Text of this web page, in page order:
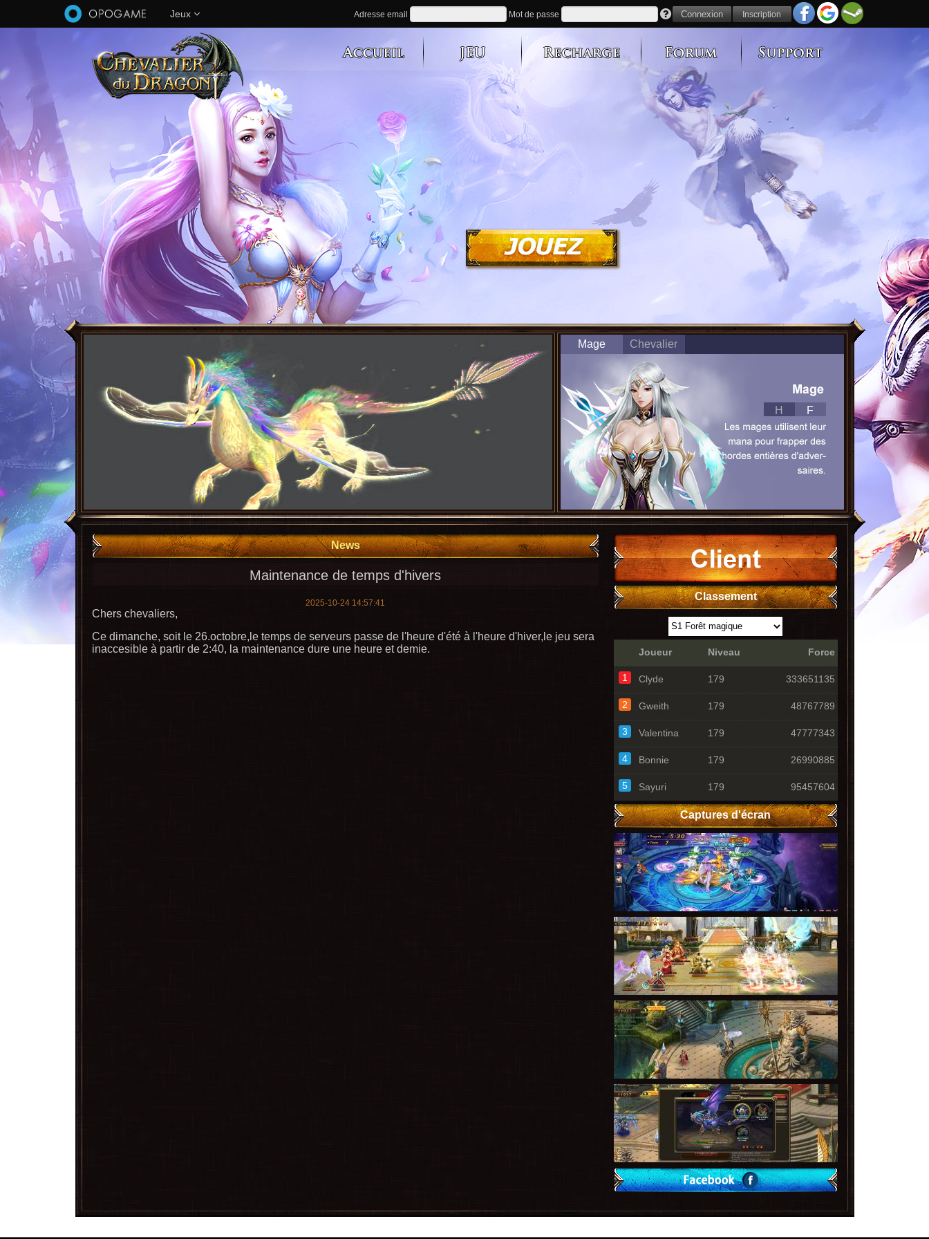
Aller au contenu principal
Jeux Adresse email Mot de passe Inscription
Mage Chevalier
H F
News
Maintenance de temps d'hivers
2025-10-24 14:57:41
Chers chevaliers,
Ce dimanche, soit le 26.octobre,le temps de serveurs passe de l'heure d'été à l'heure d'hiver,le jeu sera
inaccesible à partir de 2:40, la maintenance dure une heure et demie.
Classement
Joueur Niveau Force
1 Clyde 179 333651135
2 Gweith 179 48767789
3 Valentina 179 47777343
4 Bonnie 179 26990885
5 Sayuri 179 95457604
Captures d'écran